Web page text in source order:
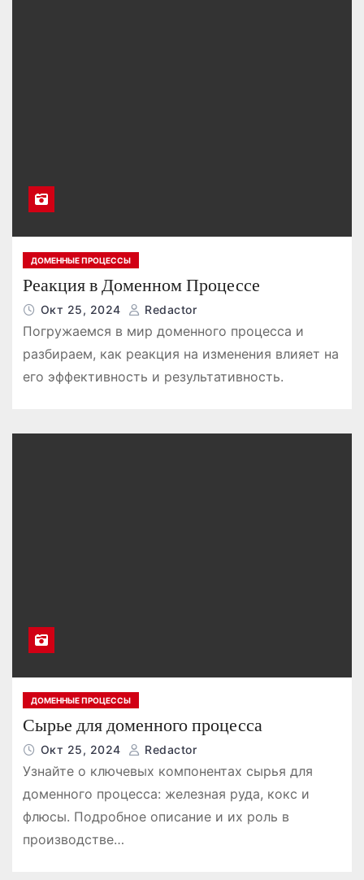
ДОМЕННЫЕ ПРОЦЕССЫ
Реакция в Доменном Процессе
Окт 25, 2024 Redactor
Погружаемся в мир доменного процесса и
разбираем, как реакция на изменения влияет на
его эффективность и результативность.
ДОМЕННЫЕ ПРОЦЕССЫ
Сырье для доменного процесса
Окт 25, 2024 Redactor
Узнайте о ключевых компонентах сырья для
доменного процесса: железная руда, кокс и
флюсы. Подробное описание и их роль в
производстве…